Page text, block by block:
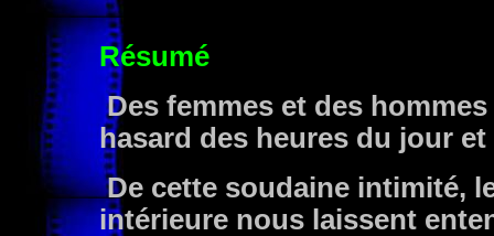
Résumé
Des femmes et des
hasard des heures du jour
De cette soudaine intimité,
intérieure nous laissent